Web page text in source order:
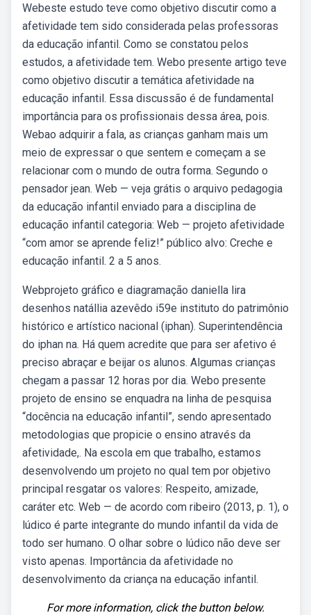
Webeste estudo teve como objetivo discutir como a
afetividade tem sido considerada pelas professoras
da educação infantil. Como se constatou pelos
estudos, a afetividade tem. Webo presente artigo teve
como objetivo discutir a temática afetividade na
educação infantil. Essa discussão é de fundamental
importância para os profissionais dessa área, pois.
Webao adquirir a fala, as crianças ganham mais um
meio de expressar o que sentem e começam a se
relacionar com o mundo de outra forma. Segundo o
pensador jean. Web — veja grátis o arquivo pedagogia
da educação infantil enviado para a disciplina de
educação infantil categoria: Web — projeto afetividade
“com amor se aprende feliz!” público alvo: Creche e
educação infantil. 2 a 5 anos.
Webprojeto gráfico e diagramação daniella lira
desenhos natállia azevêdo i59e instituto do patrimônio
histórico e artístico nacional (iphan). Superintendência
do iphan na. Há quem acredite que para ser afetivo é
preciso abraçar e beijar os alunos. Algumas crianças
chegam a passar 12 horas por dia. Webo presente
projeto de ensino se enquadra na linha de pesquisa
“docência na educação infantil”, sendo apresentado
metodologias que propicie o ensino através da
afetividade,. Na escola em que trabalho, estamos
desenvolvendo um projeto no qual tem por objetivo
principal resgatar os valores: Respeito, amizade,
caráter etc. Web — de acordo com ribeiro (2013, p. 1), o
lúdico é parte integrante do mundo infantil da vida de
todo ser humano. O olhar sobre o lúdico não deve ser
visto apenas. Importância da afetividade no
desenvolvimento da criança na educação infantil.
For more information, click the button below.